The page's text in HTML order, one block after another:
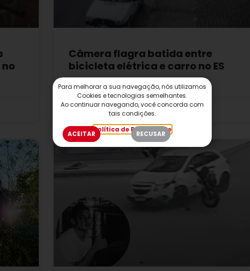
Câmera flagra batida entre
bicicleta elétrica e carro no ES
2 de junho de 2026 10:54
Para melhorar a sua navegação, nós utilizamos
Cookies e tecnologias semelhantes.
Ao continuar navegando, você concorda com
tais condições.
Política de Privacidade
ACEITAR RECUSAR